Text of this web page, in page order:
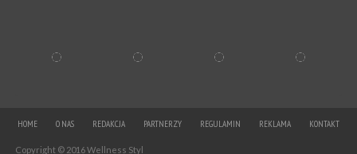
HOME O NAS REDAKCJA PARTNERZY REGULAMIN REKLAMA KONTAKT
Copyright © 2016 Wellness Styl